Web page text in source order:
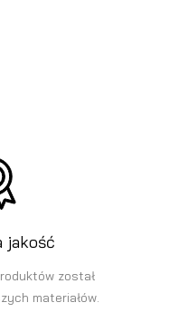
jakość
został
materiałów.